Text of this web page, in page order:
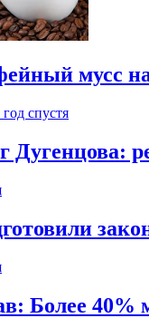
мусс
год спустя
Дугенцова:
Более 40%